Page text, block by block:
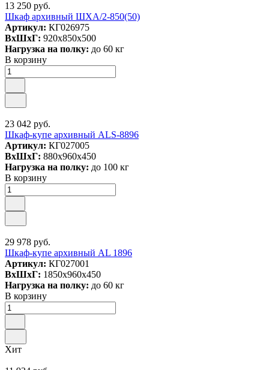
13 250 руб.
Шкаф архивный ШХА/2-850(50)
Артикул: КГ026975
ВxШxГ: 920x850x500
Нагрузка на полку: до 60 кг
В корзину
23 042 руб.
Шкаф-купе архивный ALS-8896
Артикул: КГ027005
ВxШxГ: 880x960x450
Нагрузка на полку: до 100 кг
В корзину
29 978 руб.
Шкаф-купе архивный AL 1896
Артикул: КГ027001
ВxШxГ: 1850x960x450
Нагрузка на полку: до 60 кг
В корзину
Хит